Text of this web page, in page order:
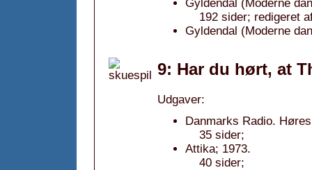
Gyldendal (Moderne
192 sider; redigeret
Gyldendal (Moderne
9: Har du hørt, at
Udgaver:
Danmarks Radio.
35 sider;
Attika; 1973.
40 sider;